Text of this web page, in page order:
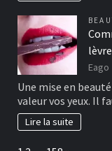
Eago
Une mise en
valeur vos yeux. Il
Lire la suite